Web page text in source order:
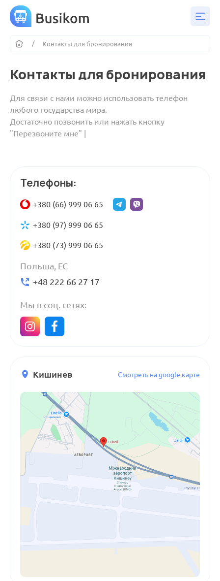
Контакты для бронирования
Контакты для бронирования
Для связи с нами можно использовать телефон
любого государства мира.
Достаточно позвонить или нажать кнопку
"Перезвоните мне" |
Телефоны:
+380 (66) 999 06 65
+380 (97) 999 06 65
+380 (73) 999 06 65
Польша, ЕС
+48 222 66 27 17
Мы в соц. сетях:
Кишинев Смотреть на google карте